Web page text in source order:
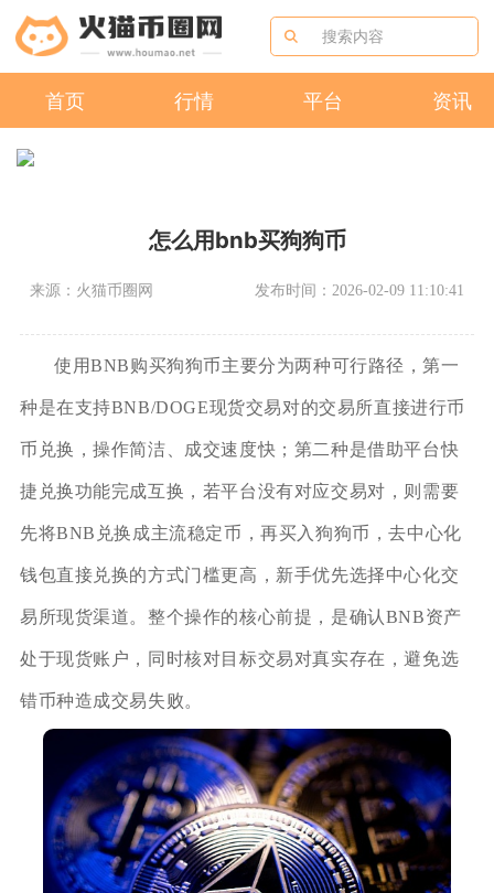
首页 行情 平台 资讯
怎么用bnb买狗狗币
来源：火猫币圈网 发布时间：2026-02-09 11:10:41
使用BNB购买狗狗币主要分为两种可行路径，第一
种是在支持BNB/DOGE现货交易对的交易所直接进行币
币兑换，操作简洁、成交速度快；第二种是借助平台快
捷兑换功能完成互换，若平台没有对应交易对，则需要
先将BNB兑换成主流稳定币，再买入狗狗币，去中心化
钱包直接兑换的方式门槛更高，新手优先选择中心化交
易所现货渠道。整个操作的核心前提，是确认BNB资产
处于现货账户，同时核对目标交易对真实存在，避免选
错币种造成交易失败。